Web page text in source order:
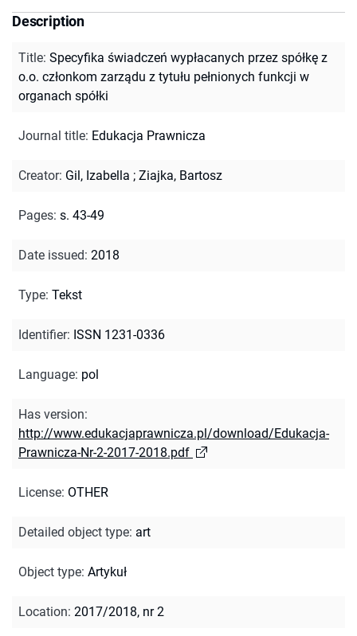
Description
Title: Specyfika świadczeń wypłacanych przez spółkę z
o.o. członkom zarządu z tytułu pełnionych funkcji w
organach spółki
Journal title: Edukacja Prawnicza
Creator: Gil, Izabella ; Ziajka, Bartosz
Pages: s. 43-49
Date issued: 2018
Type: Tekst
Identifier: ISSN 1231-0336
Language: pol
Has version:
http://www.edukacjaprawnicza.pl/download/Edukacja-
Prawnicza-Nr-2-2017-2018.pdf
License: OTHER
Detailed object type: art
Object type: Artykuł
Location: 2017/2018, nr 2